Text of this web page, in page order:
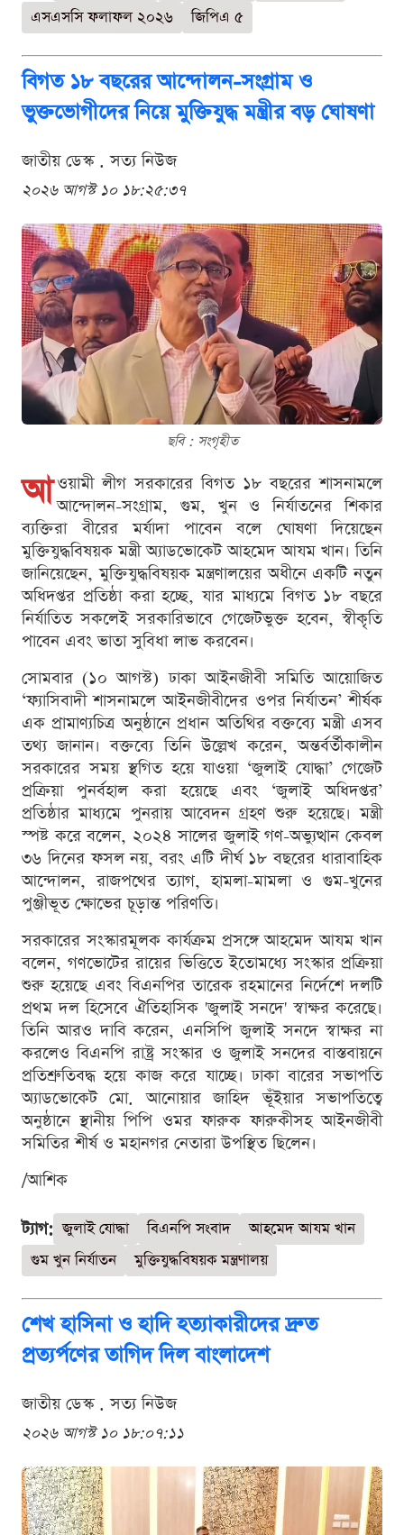
এসএসসি ফলাফল ২০২৬
জিপিএ ৫
বিগত ১৮ বছরের আন্দোলন-সংগ্রাম ও
ভুক্তভোগীদের নিয়ে মুক্তিযুদ্ধ মন্ত্রীর বড় ঘোষণা
জাতীয় ডেস্ক . সত্য নিউজ
২০২৬ আগস্ট ১০ ১৮:২৫:৩৭
ছবি : সংগৃহীত
আ ওয়ামী লীগ সরকারের বিগত ১৮ বছরের শাসনামলে
আন্দোলন-সংগ্রাম, গুম, খুন ও নির্যাতনের শিকার
ব্যক্তিরা বীরের মর্যাদা পাবেন বলে ঘোষণা দিয়েছেন
মুক্তিযুদ্ধবিষয়ক মন্ত্রী অ্যাডভোকেট আহমেদ আযম খান। তিনি
জানিয়েছেন, মুক্তিযুদ্ধবিষয়ক মন্ত্রণালয়ের অধীনে একটি নতুন
অধিদপ্তর প্রতিষ্ঠা করা হচ্ছে, যার মাধ্যমে বিগত ১৮ বছরে
নির্যাতিত সকলেই সরকারিভাবে গেজেটভুক্ত হবেন, স্বীকৃতি
পাবেন এবং ভাতা সুবিধা লাভ করবেন।
সোমবার (১০ আগস্ট) ঢাকা আইনজীবী সমিতি আয়োজিত
‘ফ্যাসিবাদী শাসনামলে আইনজীবীদের ওপর নির্যাতন’ শীর্ষক
এক প্রামাণ্যচিত্র অনুষ্ঠানে প্রধান অতিথির বক্তব্যে মন্ত্রী এসব
তথ্য জানান। বক্তব্যে তিনি উল্লেখ করেন, অন্তর্বর্তীকালীন
সরকারের সময় স্থগিত হয়ে যাওয়া ‘জুলাই যোদ্ধা’ গেজেট
প্রক্রিয়া পুনর্বহাল করা হয়েছে এবং ‘জুলাই অধিদপ্তর’
প্রতিষ্ঠার মাধ্যমে পুনরায় আবেদন গ্রহণ শুরু হয়েছে। মন্ত্রী
স্পষ্ট করে বলেন, ২০২৪ সালের জুলাই গণ-অভ্যুত্থান কেবল
৩৬ দিনের ফসল নয়, বরং এটি দীর্ঘ ১৮ বছরের ধারাবাহিক
আন্দোলন, রাজপথের ত্যাগ, হামলা-মামলা ও গুম-খুনের
পুঞ্জীভূত ক্ষোভের চূড়ান্ত পরিণতি।
সরকারের সংস্কারমূলক কার্যক্রম প্রসঙ্গে আহমেদ আযম খান
বলেন, গণভোটের রায়ের ভিত্তিতে ইতোমধ্যে সংস্কার প্রক্রিয়া
শুরু হয়েছে এবং বিএনপির তারেক রহমানের নির্দেশে দলটি
প্রথম দল হিসেবে ঐতিহাসিক 'জুলাই সনদে' স্বাক্ষর করেছে।
তিনি আরও দাবি করেন, এনসিপি জুলাই সনদে স্বাক্ষর না
করলেও বিএনপি রাষ্ট্র সংস্কার ও জুলাই সনদের বাস্তবায়নে
প্রতিশ্রুতিবদ্ধ হয়ে কাজ করে যাচ্ছে। ঢাকা বারের সভাপতি
অ্যাডভোকেট মো. আনোয়ার জাহিদ ভূঁইয়ার সভাপতিত্বে
অনুষ্ঠানে স্থানীয় পিপি ওমর ফারুক ফারুকীসহ আইনজীবী
সমিতির শীর্ষ ও মহানগর নেতারা উপস্থিত ছিলেন।
/আশিক
ট্যাগ: জুলাই যোদ্ধা বিএনপি সংবাদ
আহমেদ আযম খান
গুম খুন নির্যাতন
মুক্তিযুদ্ধবিষয়ক মন্ত্রণালয়
শেখ হাসিনা ও হাদি হত্যাকারীদের দ্রুত
প্রত্যর্পণের তাগিদ দিল বাংলাদেশ
জাতীয় ডেস্ক . সত্য নিউজ
২০২৬ আগস্ট ১০ ১৮:০৭:১১